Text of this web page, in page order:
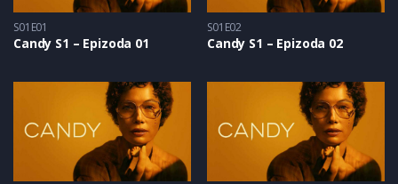
S01E01
Candy S1 – Epizoda 01
S01E02
Candy S1 – Epizoda 02